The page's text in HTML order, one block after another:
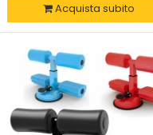
2x Guanti Magici per
Spazzolare i
Acquista subito